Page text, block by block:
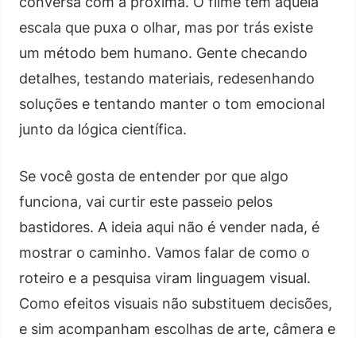
escala que puxa o olhar, mas por trás existe
um método bem humano. Gente checando
detalhes, testando materiais, redesenhando
soluções e tentando manter o tom emocional
junto da lógica científica.
Se você gosta de entender por que algo
funciona, vai curtir este passeio pelos
bastidores. A ideia aqui não é vender nada, é
mostrar o caminho. Vamos falar de como o
roteiro e a pesquisa viram linguagem visual.
Como efeitos visuais não substituem decisões,
e sim acompanham escolhas de arte, câmera e